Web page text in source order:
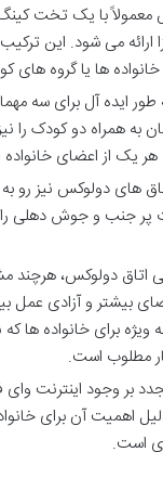
معمولاً با یک تخت
می شود. این
خانواده ها یا گروه
طور ایده آل برای سه
به همراه دو کودک را
یک از اعضای خانواده
های دولوکس نیز رو
پر جنب و جوش دهلی
اتاق دولوکس، هرچند
بیشتر و آزادی عمل
ویژه برای خانواده ها
مطلوب است.
بر وجود اینترنت
اهمیت آن برای
است.